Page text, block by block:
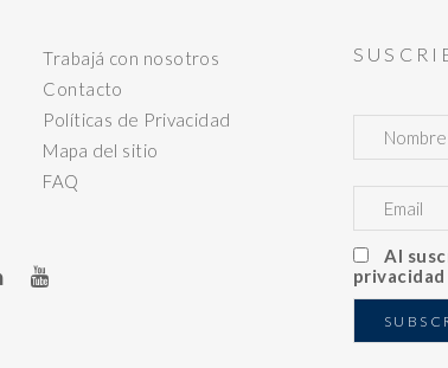
Trabajá con nosotros
Contacto
Políticas de Privacidad
Mapa del sitio
FAQ
Al
privacidad